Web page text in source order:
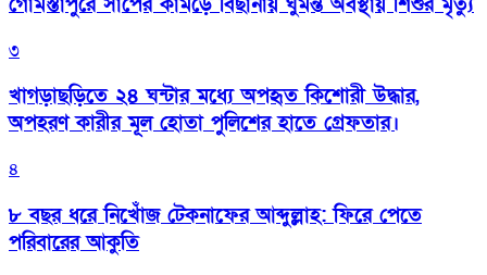
৩
খাগড়াছড়িতে ২৪ ঘন্টার মধ্যে অপহৃত কিশোরী উদ্ধার,
অপহরণ কারীর মূল হোতা পুলিশের হাতে গ্রেফতার।
৪
৮ বছর ধরে নিখোঁজ টেকনাফের আব্দুল্লাহ: ফিরে পেতে
পরিবারের আকুতি